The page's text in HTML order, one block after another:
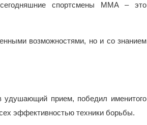
спортсмены ММА – это
возможностями, но и со знанием
прием, победил именитого
эффективностью техники борьбы.